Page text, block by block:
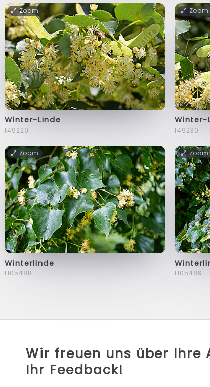
Zoom
Winter-Linde
f49229
Zoom
Winter-
f49230
Zoom
Winterlinde
f105488
Zoom
f105489
Wir freuen uns über Ihre
Ihr Feedback!